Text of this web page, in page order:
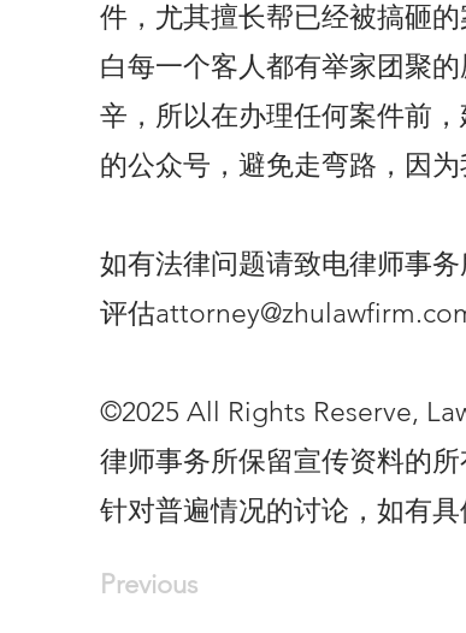
件，尤其擅长帮已经被搞砸
白每一个客人都有举家团聚
辛，所以在办理任何案件前
的公众号，避免走弯路，因
如有法律问题请致电律师事
评估
©2025 All Rights Reserve,
律师事务所保留宣传资料的
针对普遍情况的讨论，如有
Previous